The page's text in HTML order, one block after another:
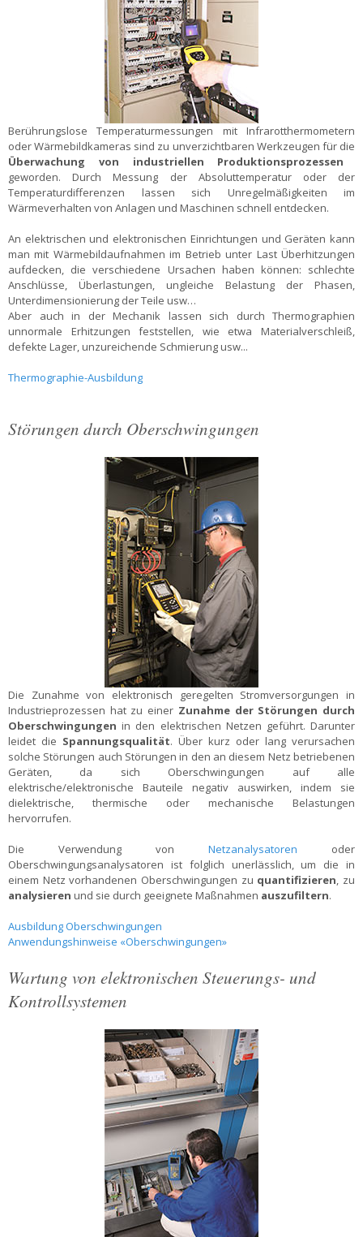
Berührungslose Temperaturmessungen mit Infrarotthermometern
oder Wärmebildkameras sind zu unverzichtbaren Werkzeugen für die
Überwachung von industriellen Produktionsprozessen
geworden. Durch Messung der Absoluttemperatur oder der
Temperaturdifferenzen lassen sich Unregelmäßigkeiten im
Wärmeverhalten von Anlagen und Maschinen schnell entdecken.
An elektrischen und elektronischen Einrichtungen und Geräten kann
man mit Wärmebildaufnahmen im Betrieb unter Last Überhitzungen
aufdecken, die verschiedene Ursachen haben können: schlechte
Anschlüsse, Überlastungen, ungleiche Belastung der Phasen,
Unterdimensionierung der Teile usw…
Aber auch in der Mechanik lassen sich durch Thermographien
unnormale Erhitzungen feststellen, wie etwa Materialverschleiß,
defekte Lager, unzureichende Schmierung usw...
Thermographie-Ausbildung
Störungen durch Oberschwingungen
Die Zunahme von elektronisch geregelten Stromversorgungen in
Industrieprozessen hat zu einer Zunahme der Störungen durch
Oberschwingungen in den elektrischen Netzen geführt. Darunter
leidet die Spannungsqualität. Über kurz oder lang verursachen
solche Störungen auch Störungen in den an diesem Netz betriebenen
Geräten, da sich Oberschwingungen auf alle
elektrische/elektronische Bauteile negativ auswirken, indem sie
dielektrische, thermische oder mechanische Belastungen
hervorrufen.
Die Verwendung von Netzanalysatoren oder
Oberschwingungsanalysatoren ist folglich unerlässlich, um die in
einem Netz vorhandenen Oberschwingungen zu quantifizieren, zu
analysieren und sie durch geeignete Maßnahmen auszufiltern.
Ausbildung Oberschwingungen
Anwendungshinweise «Oberschwingungen»
Wartung von elektronischen Steuerungs- und
Kontrollsystemen